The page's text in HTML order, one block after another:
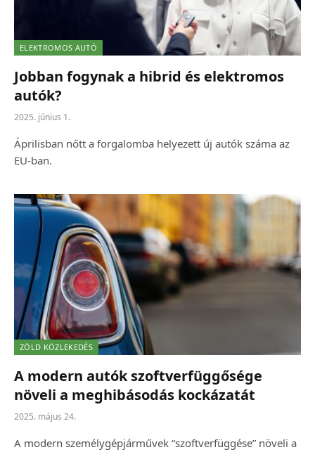
ELEKTROMOS AUTÓ
Jobban fogynak a hibrid és elektromos
autók?
2025. június 1.
Áprilisban nőtt a forgalomba helyezett új autók száma az
EU-ban.
ZÖLD KÖZLEKEDÉS
A modern autók szoftverfüggősége
növeli a meghibásodás kockázatát
2025. május 24.
A modern személygépjárművek “szoftverfüggése” növeli a